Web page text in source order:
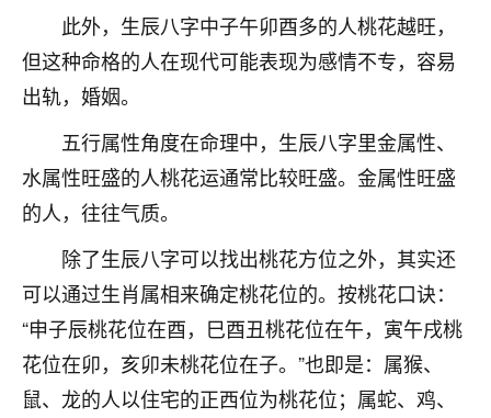
此外，生辰八字中子午卯酉多的人桃花越旺，
但这种命格的人在现代可能表现为感情不专，容易
出轨，婚姻。
五行属性角度在命理中，生辰八字里金属性、
水属性旺盛的人桃花运通常比较旺盛。金属性旺盛
的人，往往气质。
除了生辰八字可以找出桃花方位之外，其实还
可以通过生肖属相来确定桃花位的。按桃花口诀：
“申子辰桃花位在酉，巳酉丑桃花位在午，寅午戌桃
花位在卯，亥卯未桃花位在子。”也即是：属猴、
鼠、龙的人以住宅的正西位为桃花位；属蛇、鸡、
鹿森 ：恭喜升职加薪！！，请客吗？�
12小时前 来自北京
心心相印
我身体不太好，总是病病殃殃的，去检查又没什么大
问题，反正就是不舒服。中医西医看遍了，找不到问
题，后来无意中看到有人推荐慧来老师，跟老师聊过
之后，心情豁然开朗，也听老师建议，处理了一些因
果问题。今年以来，身体比以前好多，主要是心情好
了，老师说境随心转，现在深有体会了。
鹿森：是的，其实跟老师聊过之后，最大的感
触，首先就是心态会变好，万般皆是命，半点
不由人！